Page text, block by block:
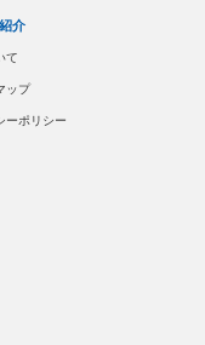
介
て
ップ
ーポリシー